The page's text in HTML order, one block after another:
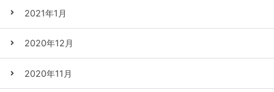
2021年1月
2020年12月
2020年11月